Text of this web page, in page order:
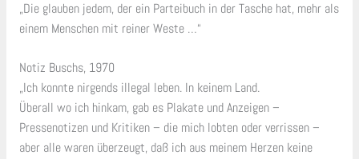
„Die glauben jedem, der ein Parteibuch in der Tasche hat, mehr als
einem Menschen mit reiner Weste …“
Notiz Buschs, 1970
„Ich konnte nirgends illegal leben. In keinem Land.
Überall wo ich hinkam, gab es Plakate und Anzeigen –
Pressenotizen und Kritiken – die mich lobten oder verrissen –
aber alle waren überzeugt, daß ich aus meinem Herzen keine